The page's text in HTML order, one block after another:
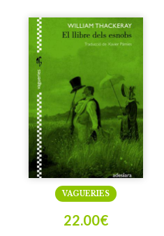
VAGUERIES
22.00€